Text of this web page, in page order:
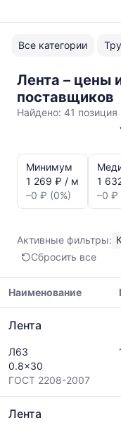
Все категории
Лента – цены
поставщиков
Найдено: 41 позиция
динамика
цен:
Лента
минимальная,
медианная
максимальная
цена
прайс-
листов
поставщиков
за
Статистика
Минимум
1 269 ₽ / м
–0 ₽ (0%)
1
–0 ₽
Активные фильтры:
Сбросить все
цен
металлопрокат
указанием
ГОСТ,
размеров
Наименование
Лента
Л63
0.8x30
ГОСТ 2208-2007
Лента